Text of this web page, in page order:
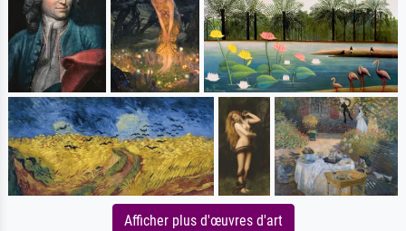
Afficher plus d'œuvres d'art